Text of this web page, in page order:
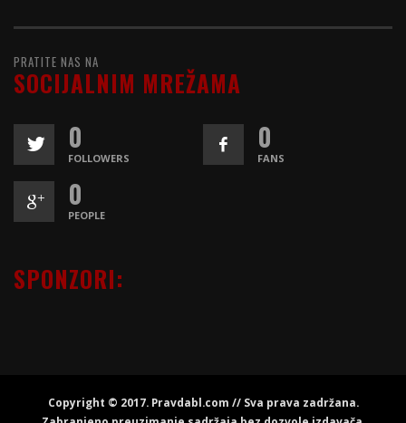
PRATITE NAS NA
SOCIJALNIM MREŽAMA
0
FOLLOWERS
0
FANS
0
PEOPLE
SPONZORI:
Copyright © 2017. Pravdabl.com // Sva prava zadržana.